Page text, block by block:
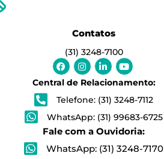
Contatos
(31) 3248-7100
Facebook-
f
Instagram
Linkedin-
in
Youtube
Central de Relacionamento:
Telefone: (31) 3248-7112
WhatsApp: (31) 99683-6725
Fale com a Ouvidoria:
WhatsApp: (31) 3248-7170